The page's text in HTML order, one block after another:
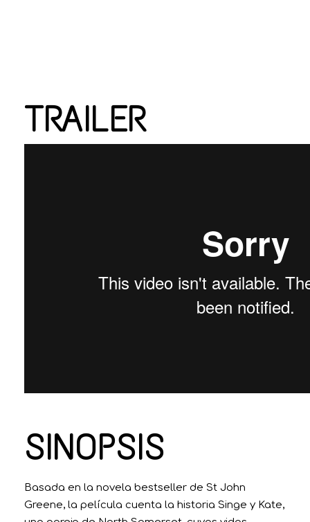
TRAILER
SINOPSIS
Basada en la novela bestseller de St John
Greene, la película cuenta la historia Singe y Kate,